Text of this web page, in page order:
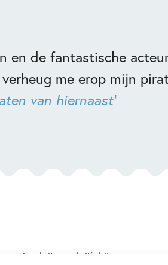
en de fantastische
me erop mijn
van hiernaast'
schrijft hij een